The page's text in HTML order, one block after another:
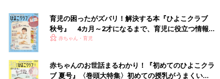
■参考：「いつでもどこでもHAPPY育児生活ガイドBOOK」 （ベ
ネッセコーポレーション刊）
監修／【小児科医】山中龍宏 先生
初回公開日 2018/11/11
育児の困ったがズバリ！解決する本『ひよこクラブ
秋号』 4カ月～2才になるまで、育児に役立つ情報が
いっぱい！
赤ちゃん・育児
赤ちゃんのお世話まるわかり！『初めてのひよこクラ
ブ 夏号』〈巻頭大特集〉初めての授乳がうまくい